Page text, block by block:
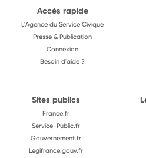
Accès rapide
L'Agence du Service Civique
Presse & Publication
Connexion
Besoin d'aide ?
Sites publics
France.fr
Service-Public.fr
Gouvernement.fr
Legifrance.gouv.fr